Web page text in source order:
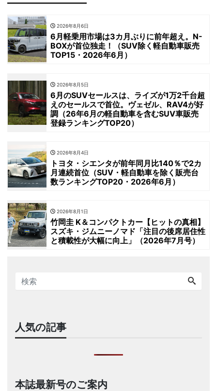
2026年8月6日
6月軽乗用市場は3カ月ぶりに前年超え。N-
BOXが首位独走！（SUV除く軽自動車販売
TOP15・2026年6月）
2026年8月5日
6月のSUVセールスは、ライズが1万2千台超
えのセールスで首位。ヴェゼル、RAV4が好
調（26年6月の軽自動車を含むSUV車販売
登録ランキングTOP20）
2026年8月4日
トヨタ・シエンタが前年同月比140％で2カ
月連続首位（SUV・軽自動車を除く販売台
数ランキングTOP20・2026年6月）
2026年8月1日
竹岡圭 K＆コンパクトカー【ヒットの真相】
スズキ・ジムニーノマド「注目の後席居住性
と積載性が大幅に向上」（2026年7月号）
人気の記事
本誌最新号のご案内